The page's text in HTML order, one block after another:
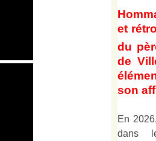
et
du
de
son
En
dans